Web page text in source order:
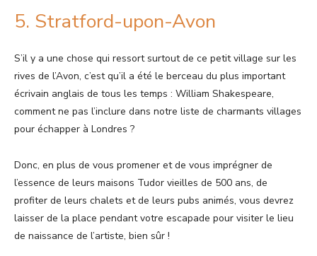
5. Stratford-upon-Avon
S’il y a une chose qui ressort surtout de ce petit village sur les
rives de l’Avon, c’est qu’il a été le berceau du plus important
écrivain anglais de tous les temps : William Shakespeare,
comment ne pas l’inclure dans notre liste de charmants villages
pour échapper à Londres ?
Donc, en plus de vous promener et de vous imprégner de
l’essence de leurs maisons Tudor vieilles de 500 ans, de
profiter de leurs chalets et de leurs pubs animés, vous devrez
laisser de la place pendant votre escapade pour visiter le lieu
de naissance de l’artiste, bien sûr !